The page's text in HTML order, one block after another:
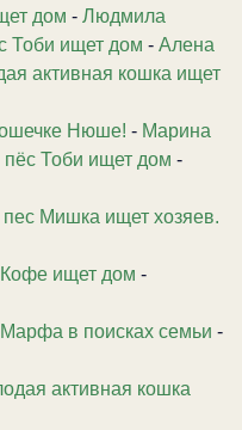
дом - Людмила
Тоби ищет дом - Алена
активная кошка ищет
Нюше! - Марина
Тоби ищет дом -
Мишка ищет хозяев.
ищет дом -
в поисках семьи -
активная кошка